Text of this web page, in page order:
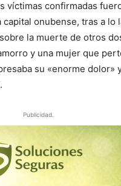
víctimas confirmadas
capital onubense, tras a
la muerte de otros
y una mujer que
su «enorme
Publicidad.